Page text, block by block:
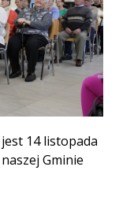
14 listopada
Gminie